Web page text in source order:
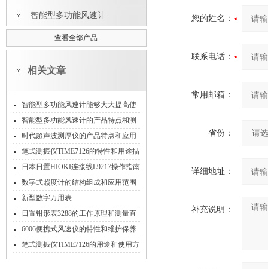
智能型多功能风速计
查看全部产品
相关文章
智能型多功能风速计能够大大提高使
用者的工作效率
智能型多功能风速计的产品特点和测
试过程
时代超声波测厚仪的产品特点和应用
领域说明
笔式测振仪TIME7126的特性和用途描
述
日本日置HIOKI连接线L9217操作指南
数字式照度计的结构组成和应用范围
说明
新型数字万用表
日置钳形表3288的工作原理和测量直
流电流操作
6006便携式风速仪的特性和维护保养
方法
笔式测振仪TIME7126的用途和使用方
法
您的姓名：
联系电话：
常用邮箱：
省份：
详细地址：
补充说明：